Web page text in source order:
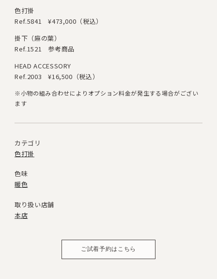
色打掛
Ref.5841
¥473,000（税込）
掛下（麻の葉）
Ref.1521
参考商品
HEAD ACCESSORY
Ref.2003
¥16,500（税込）
※小物の組み合わせによりオプション料金が発生する場合がござい
ます
カテゴリ
色打掛
色味
暖色
取り扱い店舗
本店
ご試着予約はこちら